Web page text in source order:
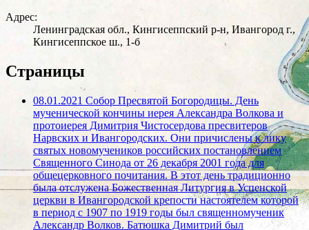
Адрес:
Ленинградская обл., Кингисеппский р-н, Ивангород г.,
Кингисеппское ш., 1-б
Страницы
08.01.2021 Собор Пресвятой Богородицы. День
мученической кончины иерея Александра Волкова и
протоиерея Димитрия Чистосердова пресвитеров
Нарвских и Ивангородских. Они причислены к лику
святых новомучеников российских постановлением
Священного Синода от 26 декабря 2001 года для
общецерковного почитания. В этот день традиционно
была отслужена Божественная Литургия в Успенской
церкви в Ивангородской крепости настоятелем которой
в период с 1907 по 1919 годы был священномученик
Александр Волков. Батюшка Димитрий был